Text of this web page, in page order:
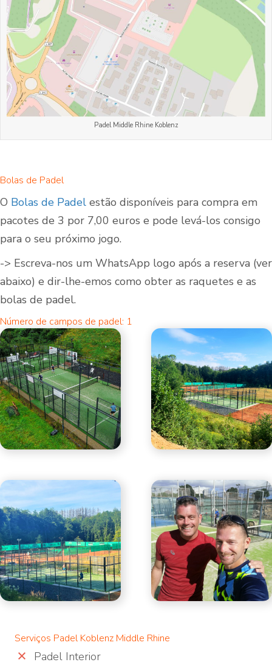
Padel Middle Rhine Koblenz
Bolas de Padel
O Bolas de Padel estão disponíveis para compra em
pacotes de 3 por 7,00 euros e pode levá-los consigo
para o seu próximo jogo.
-> Escreva-nos um WhatsApp logo após a reserva (ver
abaixo) e dir-lhe-emos como obter as raquetes e as
bolas de padel.
Número de campos de padel: 1
Serviços Padel Koblenz Middle Rhine
Padel Interior